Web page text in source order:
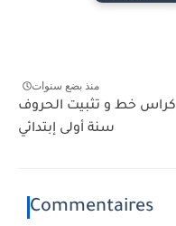
منذ بضع سنوات
كراس خط و تثبيت الحروف
سنة أولى إبتدائي
Commentaires